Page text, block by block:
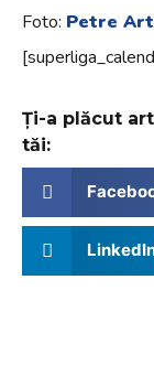
Foto: Petre
Ți-a plăcut
tăi: